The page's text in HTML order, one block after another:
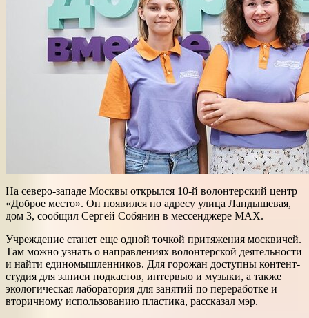
На северо-западе Москвы открылся 10-й волонтерский центр
«Доброе место». Он появился по адресу улица Ландышевая,
дом 3, сообщил Сергей Собянин в мессенджере MAX.
Учреждение станет еще одной точкой притяжения москвичей.
Там можно узнать о направлениях волонтерской деятельности
и найти единомышленников. Для горожан доступны контент-
студия для записи подкастов, интервью и музыки, а также
экологическая лаборатория для занятий по переработке и
вторичному использованию пластика, рассказал мэр.